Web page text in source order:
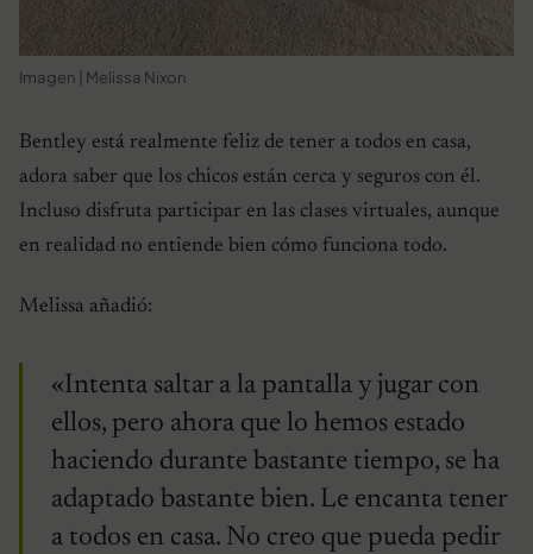
Imagen | Melissa Nixon
Bentley está realmente feliz de tener a todos en casa,
adora saber que los chicos están cerca y seguros con él.
Incluso disfruta participar en las clases virtuales, aunque
en realidad no entiende bien cómo funciona todo.
Melissa añadió:
«Intenta saltar a la pantalla y jugar con
ellos, pero ahora que lo hemos estado
haciendo durante bastante tiempo, se ha
adaptado bastante bien. Le encanta tener
a todos en casa. No creo que pueda pedir